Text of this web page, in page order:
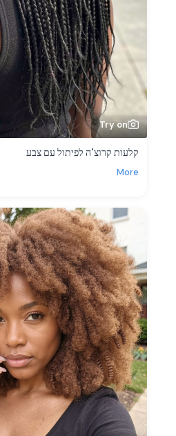
Try on
קלעות קרוצ’ה לפיתול עם צבע
More